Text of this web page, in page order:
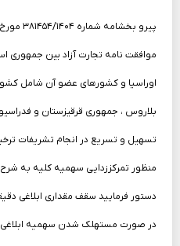
موافقت نامه تجارت آزاد بین جمهوری
اوراسیا و کشورهای عضو آن شامل
بلاروس ، جمهوری قرقیزستان و
تسهیل و تسریع در انجام تشریفات
منظور تمرکززدایی سهمیه کلیه به
دستور فرمایید سقف مقداری ابلاغی
در صورت مستهلک شدن سهمیه